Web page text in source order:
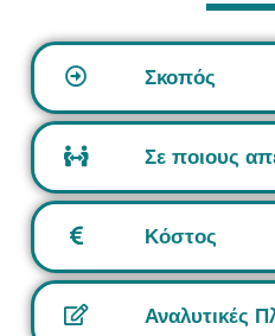
Σκοπός
Σε ποιους
Κόστος
Αναλυτικές